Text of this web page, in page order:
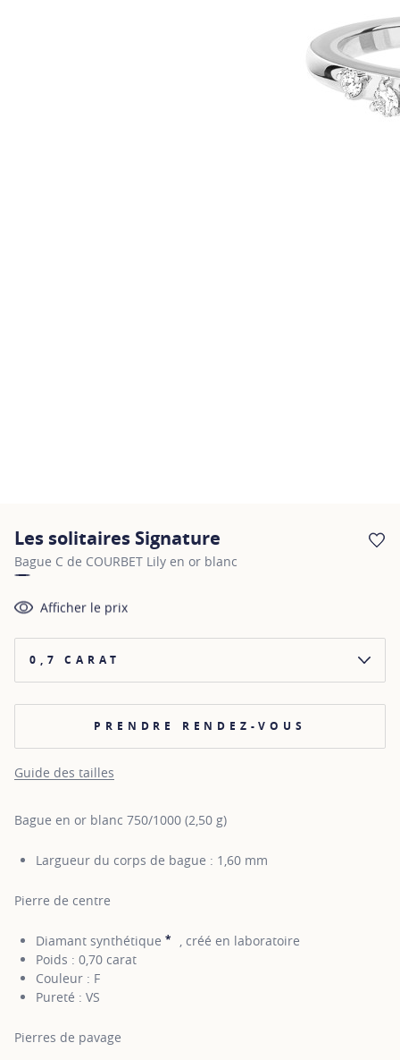
Les solitaires Signature
Bague C de COURBET Lily en or blanc
Afficher le prix
0,7 CARAT
PRENDRE RENDEZ-VOUS
Guide des tailles
Bague en or blanc 750/1000 (2,50 g)
Largueur du corps de bague : 1,60 mm
Pierre de centre
Diamant synthétique * SHOW TOOLTIP
, créé en laboratoire
Poids : 0,70 carat
Couleur : F
Pureté : VS
Pierres de pavage